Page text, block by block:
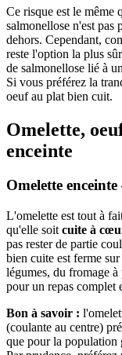
Ce risque est le
salmonellose n'est pas
dehors. Cependant,
reste l'option la plus
de salmonellose lié à
Si vous préférez la
oeuf au plat bien cuit.
Omelette,
enceinte
Omelette
L'omelette est tout à
qu'elle soit cuite à
pas rester de partie
bien cuite est ferme
légumes, du fromage à
pour un repas complet
Bon à savoir :
(coulante au centre)
que pour la population